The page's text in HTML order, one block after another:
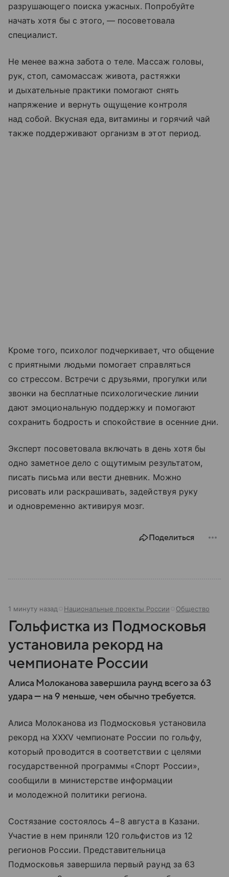
разрушающего поиска ужасных. Попробуйте
начать хотя бы с этого, — посоветовала
специалист.
Не менее важна забота о теле. Массаж головы,
рук, стоп, самомассаж живота, растяжки
и дыхательные практики помогают снять
напряжение и вернуть ощущение контроля
над собой. Вкусная еда, витамины и горячий чай
также поддерживают организм в этот период.
Кроме того, психолог подчеркивает, что общение
с приятными людьми помогает справляться
со стрессом. Встречи с друзьями, прогулки или
звонки на бесплатные психологические линии
дают эмоциональную поддержку и помогают
сохранить бодрость и спокойствие в осенние дни.
Эксперт посоветовала включать в день хотя бы
одно заметное дело с ощутимым результатом,
писать письма или вести дневник. Можно
рисовать или раскрашивать, задействуя руку
и одновременно активируя мозг.
Поделиться
1 минуту назад Национальные проекты России Общество
Гольфистка из Подмосковья
установила рекорд на
чемпионате России
Алиса Молоканова завершила раунд всего за 63
удара — на 9 меньше, чем обычно требуется.
Алиса Молоканова из Подмосковья установила
рекорд на XXXV чемпионате России по гольфу,
который проводится в соответствии с целями
государственной программы «Спорт России»,
сообщили в министерстве информации
и молодежной политики региона.
Состязание состоялось 4−8 августа в Казани.
Участие в нем приняли 120 гольфистов из 12
регионов России. Представительница
Подмосковья завершила первый раунд за 63